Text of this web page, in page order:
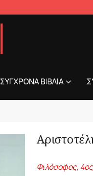
ΣΎΓΧΡΟΝΑ ΒΙΒΛΊΑ
Φιλόσοφος,